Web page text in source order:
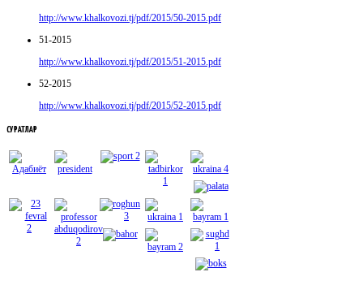
http://www.khalkovozi.tj/pdf/2015/50-2015.pdf
51-2015
http://www.khalkovozi.tj/pdf/2015/51-2015.pdf
52-2015
http://www.khalkovozi.tj/pdf/2015/52-2015.pdf
СУРАТЛАР